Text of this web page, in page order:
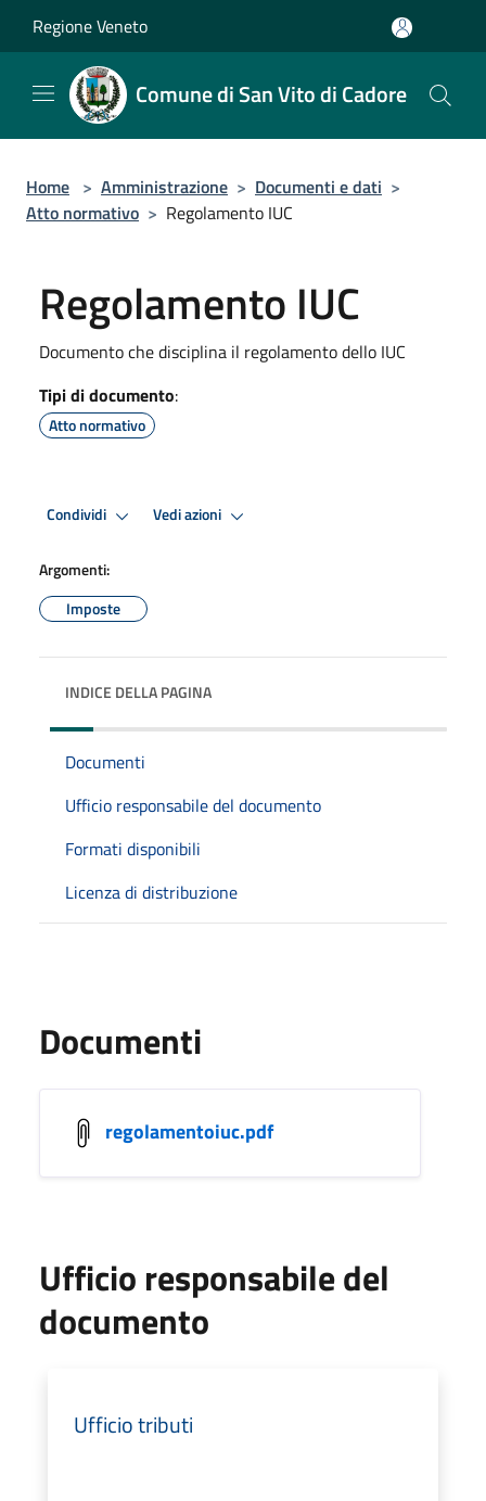
Regione Veneto
Comune di San Vito di Cadore
Home > Amministrazione > Documenti e dati >
Atto normativo > Regolamento IUC
Regolamento IUC
Documento che disciplina il regolamento dello IUC
Tipi di documento:
Atto normativo
Condividi Vedi azioni
Argomenti:
Imposte
INDICE DELLA PAGINA
Documenti
Ufficio responsabile del documento
Formati disponibili
Licenza di distribuzione
Documenti
regolamentoiuc.pdf
Ufficio responsabile del
documento
Ufficio tributi